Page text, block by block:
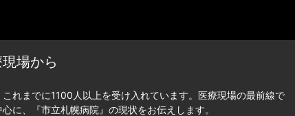
場から
れまでに1100人以上を受け入れています。医療現場の最前線で
に、『市立札幌病院』の現状をお伝えします。